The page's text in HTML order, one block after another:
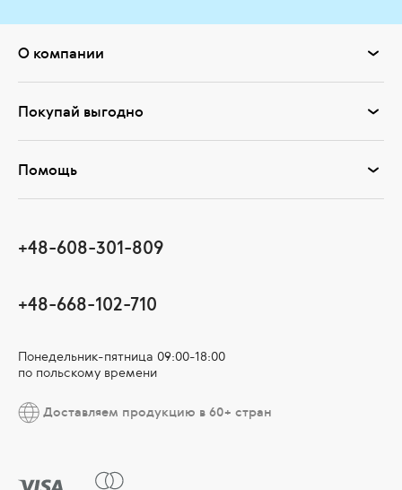
О компании
Покупай выгодно
Помощь
+48-608-301-809
+48-668-102-710
Понедельник-пятница 09:00-18:00
по польскому времени
Доставляем продукцию в 60+ стран